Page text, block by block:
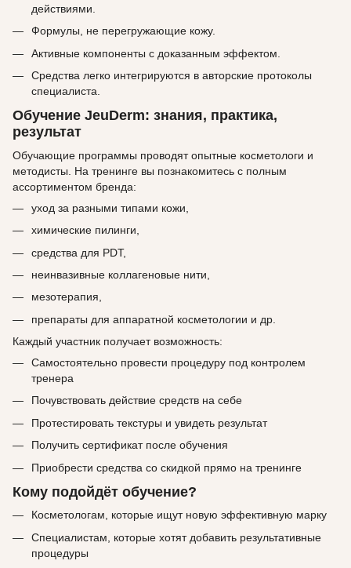
действиями.
Формулы, не перегружающие кожу.
Активные компоненты с доказанным эффектом.
Средства легко интегрируются в авторские протоколы
специалиста.
Обучение JeuDerm: знания, практика,
результат
Обучающие программы проводят опытные косметологи и
методисты. На тренинге вы познакомитесь с полным
ассортиментом бренда:
уход за разными типами кожи,
химические пилинги,
средства для PDT,
неинвазивные коллагеновые нити,
мезотерапия,
препараты для аппаратной косметологии и др.
Каждый участник получает возможность:
Самостоятельно провести процедуру под контролем
тренера
Почувствовать действие средств на себе
Протестировать текстуры и увидеть результат
Получить сертификат после обучения
Приобрести средства со скидкой прямо на тренинге
Кому подойдёт обучение?
Косметологам, которые ищут новую эффективную марку
Специалистам, которые хотят добавить результативные
процедуры